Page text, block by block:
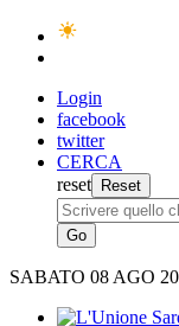
Login
facebook
twitter
CERCA
reset
SABATO 08 AGO